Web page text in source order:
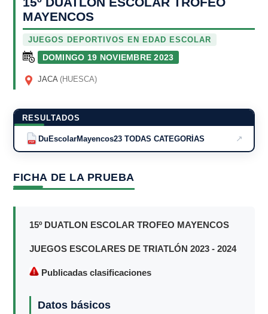
MAYENCOS
JUEGOS DEPORTIVOS EN EDAD ESCOLAR
DOMINGO 19 NOVIEMBRE 2023
JACA (HUESCA)
RESULTADOS
PDF DuEscolarMayencos23 TODAS CATEGORÍAS ↗
FICHA DE LA PRUEBA
15º DUATLON ESCOLAR TROFEO MAYENCOS
JUEGOS ESCOLARES DE TRIATLÓN 2023 - 2024
Publicadas clasificaciones
Datos básicos